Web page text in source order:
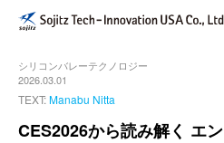
STech I USAのサービス
ブログ
シリコンバレーテクノロジー
2026.03.01
TEXT:Manabu Nitta
CES2026から読み解く エ